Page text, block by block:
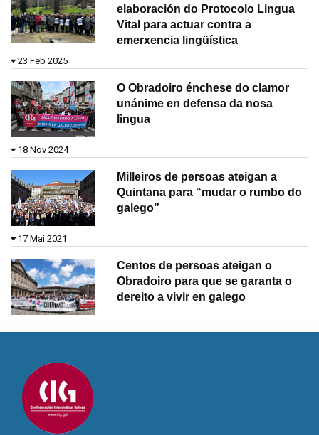
elaboración do Protocolo Lingua
Vital para actuar contra a
emerxencia lingüística
23 Feb 2025
O Obradoiro énchese do clamor
unánime en defensa da nosa
lingua
18 Nov 2024
Milleiros de persoas ateigan a
Quintana para “mudar o rumbo do
galego”
17 Mai 2021
Centos de persoas ateigan o
Obradoiro para que se garanta o
dereito a vivir en galego